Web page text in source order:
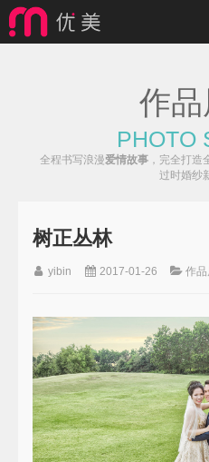
作
PHOTO
全程书写浪漫爱情故事 ，完全打造
过时婚纱
树正丛林
yibin 2017-01-26 作